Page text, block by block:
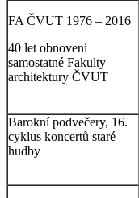
FA ČVUT 1976 – 2016
40 let obnovení
samostatné Fakulty
architektury ČVUT
Barokní podvečery, 16.
cyklus koncertů staré
hudby